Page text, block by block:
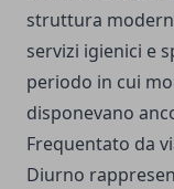
struttura
servizi igienici e
periodo in cui
disponevano
Frequentato da
Diurno